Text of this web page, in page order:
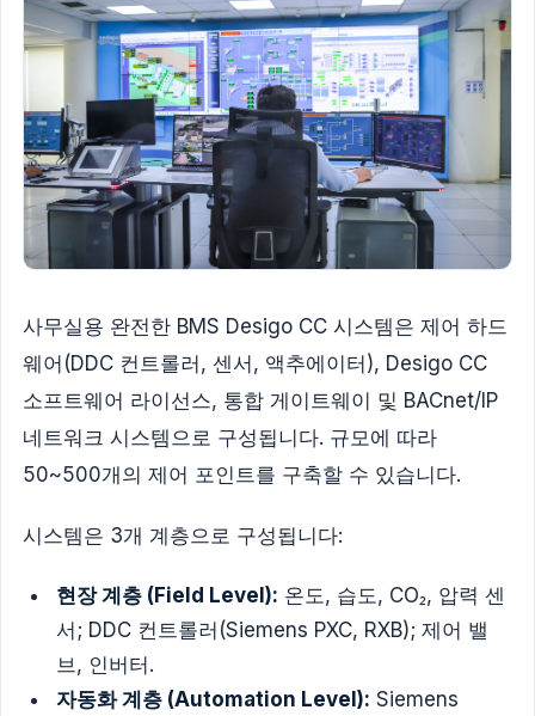
사무실용 완전한 BMS Desigo CC 시스템은 제어 하드
웨어(DDC 컨트롤러, 센서, 액추에이터), Desigo CC
소프트웨어 라이선스, 통합 게이트웨이 및 BACnet/IP
네트워크 시스템으로 구성됩니다. 규모에 따라
50~500개의 제어 포인트를 구축할 수 있습니다.
시스템은 3개 계층으로 구성됩니다:
현장 계층 (Field Level): 온도, 습도, CO₂, 압력 센
서; DDC 컨트롤러(Siemens PXC, RXB); 제어 밸
브, 인버터.
자동화 계층 (Automation Level): Siemens